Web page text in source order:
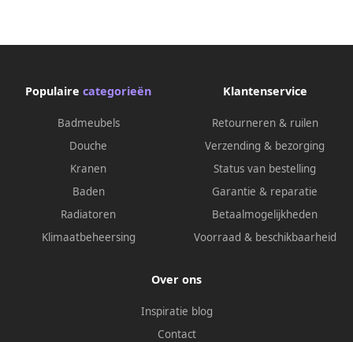
Populaire categorieën
Badmeubels
Douche
Kranen
Baden
Radiatoren
Klimaatbeheersing
Klantenservice
Retourneren & ruilen
Verzending & bezorging
Status van bestelling
Garantie & reparatie
Betaalmogelijkheden
Voorraad & beschikbaarheid
Over ons
Inspiratie blog
Contact